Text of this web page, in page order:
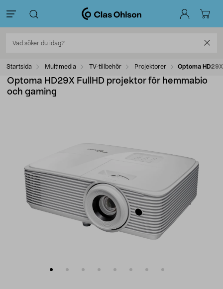
Startsida Multimedia TV-tillbehör Projektorer Optoma
Optoma HD29X FullHD projektor för hemmabio
och gaming